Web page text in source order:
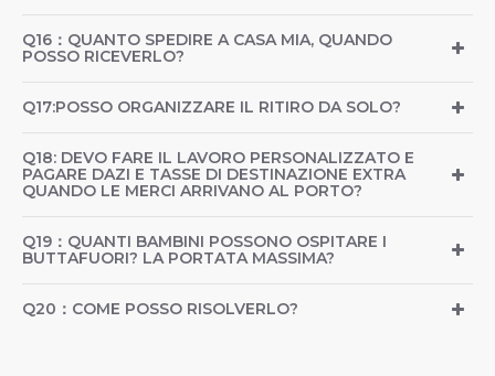
Q16：QUANTO SPEDIRE A CASA MIA, QUANDO
POSSO RICEVERLO?
Q17:POSSO ORGANIZZARE IL RITIRO DA SOLO?
Q18: DEVO FARE IL LAVORO PERSONALIZZATO E
PAGARE DAZI E TASSE DI DESTINAZIONE EXTRA
QUANDO LE MERCI ARRIVANO AL PORTO?
Q19：QUANTI BAMBINI POSSONO OSPITARE I
BUTTAFUORI? LA PORTATA MASSIMA?
Q20：COME POSSO RISOLVERLO?